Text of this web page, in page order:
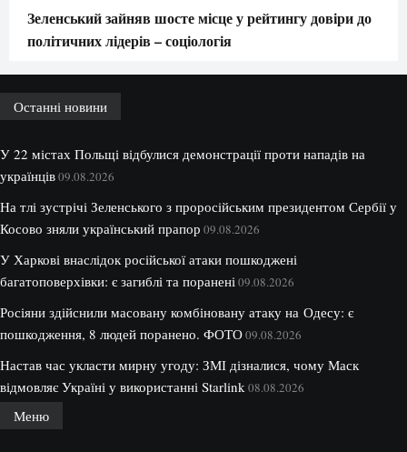
Зеленський зайняв шосте місце у рейтингу довіри до
політичних лідерів – соціологія
Останні новини
У 22 містах Польщі відбулися демонстрації проти нападів на
українців09.08.2026
На тлі зустрічі Зеленського з проросійським президентом Сербії у
Косово зняли український прапор 09.08.2026
У Харкові внаслідок російської атаки пошкоджені
багатоповерхівки: є загиблі та поранені 09.08.2026
Росіяни здійснили масовану комбіновану атаку на Одесу: є
пошкодження, 8 людей поранено. ФОТО09.08.2026
Настав час укласти мирну угоду: ЗМІ дізналися, чому Маск
відмовляє Україні у використанні Starlink 08.08.2026
Меню